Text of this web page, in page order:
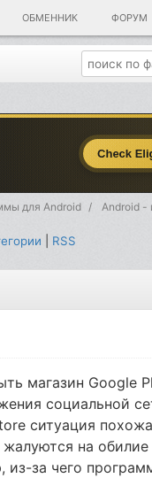
ОБМЕННИК ФОРУМ
для Android Android -
RSS
магазин Google
социальной
ситуация
на
за чего